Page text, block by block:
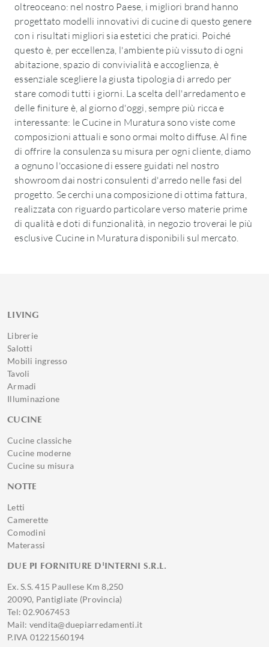
oltreoceano: nel nostro Paese, i migliori brand hanno
progettato modelli innovativi di cucine di questo genere
con i risultati migliori sia estetici che pratici. Poiché
questo è, per eccellenza, l'ambiente più vissuto di ogni
abitazione, spazio di convivialità e accoglienza, è
essenziale scegliere la giusta tipologia di arredo per
stare comodi tutti i giorni. La scelta dell'arredamento e
delle finiture è, al giorno d'oggi, sempre più ricca e
interessante: le Cucine in Muratura sono viste come
composizioni attuali e sono ormai molto diffuse. Al fine
di offrire la consulenza su misura per ogni cliente, diamo
a ognuno l'occasione di essere guidati nel nostro
showroom dai nostri consulenti d'arredo nelle fasi del
progetto. Se cerchi una composizione di ottima fattura,
realizzata con riguardo particolare verso materie prime
di qualità e doti di funzionalità, in negozio troverai le più
esclusive Cucine in Muratura disponibili sul mercato.
LIVING
Librerie
Salotti
Mobili ingresso
Tavoli
Armadi
Illuminazione
CUCINE
Cucine classiche
Cucine moderne
Cucine su misura
NOTTE
Letti
Camerette
Comodini
Materassi
DUE PI FORNITURE D'INTERNI S.R.L.
Ex. S.S. 415 Paullese Km 8,250
20090, Pantigliate (Provincia)
Tel: 02.9067453
Mail: vendita@duepiarredamenti.it
P.IVA 01221560194